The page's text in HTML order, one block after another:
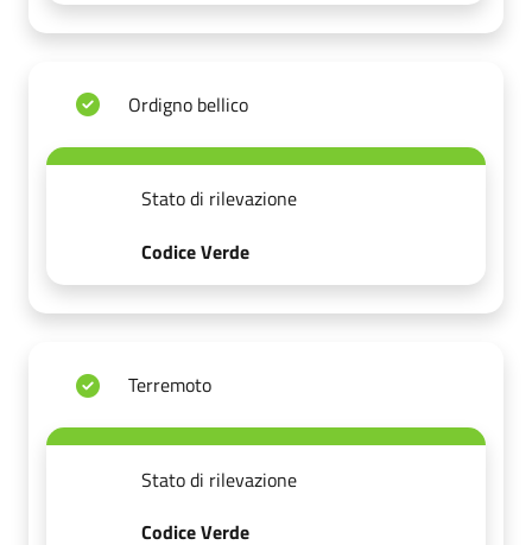
Ordigno bellico
Stato di rilevazione
Codice Verde
Terremoto
Stato di rilevazione
Codice Verde